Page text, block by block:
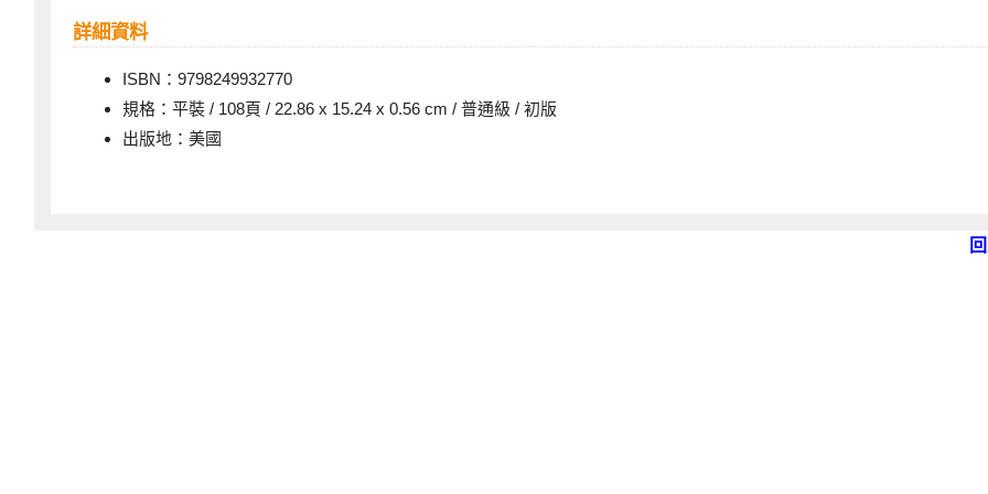
詳細資料
ISBN：9798249932770
規格：平裝 / 108頁 / 22.86 x 15.24 x 0.56 cm / 普通級 / 初版
出版地：美國